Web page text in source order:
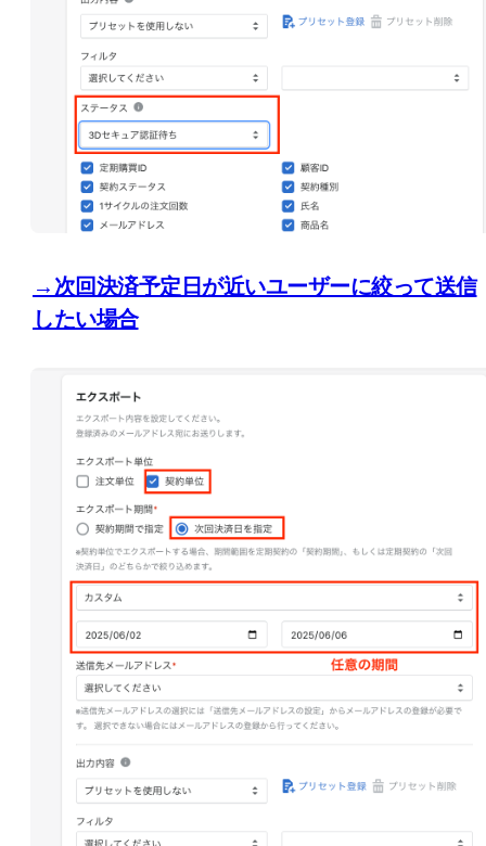
→次回決済予定日が近いユーザーに絞って送信
したい場合